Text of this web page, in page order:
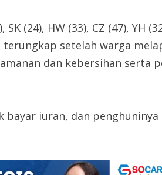
(24), HW (33), CZ (47), YH
terungkap setelah warga
dan kebersihan serta
bayar iuran, dan penghuninya